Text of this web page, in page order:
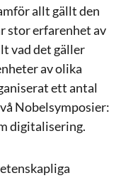
allt gällt den
stor erfarenhet av
vad det gäller
av olika
ett antal
Nobelsymposier:
digitalisering.